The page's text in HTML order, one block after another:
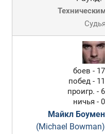
боев - 17
побед - 11
проигр. - 6
ничья - 0
Майкл Боумен
(Michael Bowman)